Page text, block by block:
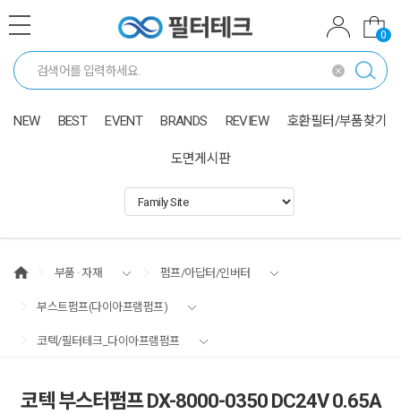
0
NEW BEST EVENT BRANDS REVIEW 호환필터/부품찾기
도면게시판
부품 · 자재 펌프/아답터/인버터
부스트펌프(다이아프램펌프)
코텍/필터테크_다이아프램펌프
코텍 부스터펌프 DX-8000-0350 DC24V 0.65A